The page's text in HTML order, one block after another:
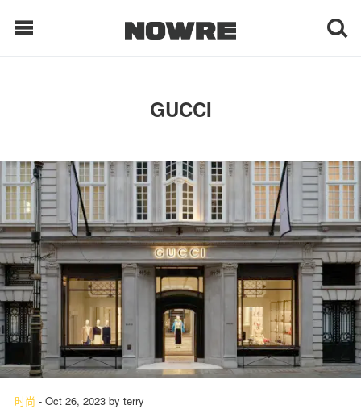
每日鲜榨
现客视点
每日栏目
时 尚
球 鞋
生 活
科 技
GUCCI
时尚 - Oct 26, 2023 by terry